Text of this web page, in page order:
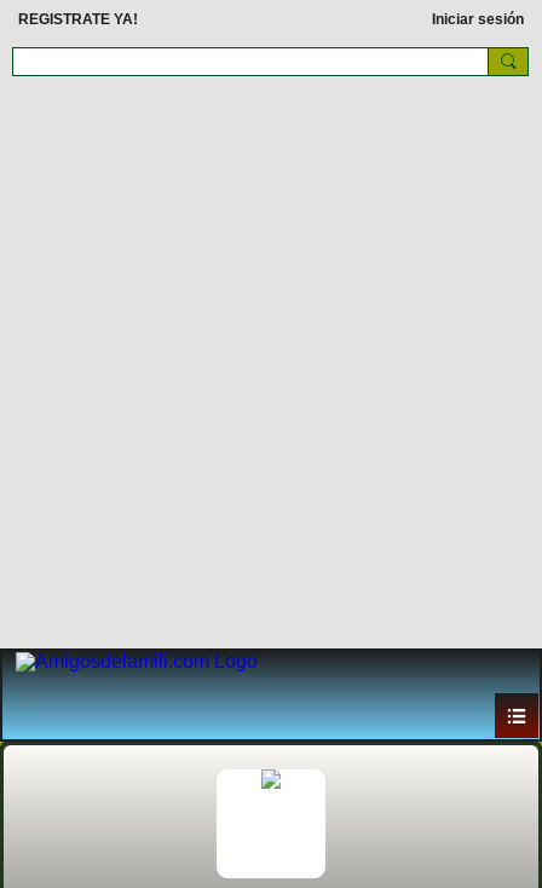
REGISTRATE YA! Iniciar sesión